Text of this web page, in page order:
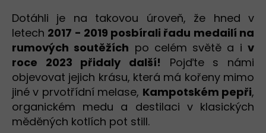
Dotáhli je na takovou úroveň, že hned v
letech 2017 - 2019 posbírali řadu medailí na
rumových soutěžích po celém světě a iv
roce 2023 přidaly další!
Pojďte s námi
objevovat jejich krásu, která má kořeny mimo
jiné v prvotřídní melase, Kampotském pepři,
organickém medu a destilaci v klasických
měděných kotlích pot still.